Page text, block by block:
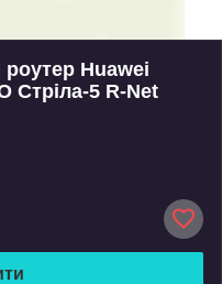
роутер Huawei
Стріла-5 R-Net